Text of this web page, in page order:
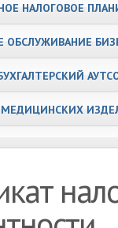
НАЛОГОВОЕ
ОБСЛУЖИВАНИЕ
МЕДИЦИНСКИХ